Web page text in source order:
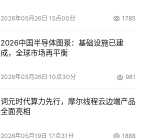
2026年05月26日 15点00分 1785
2026中国半导体图景：基础设施已建
成，全球市场再平衡
2026年05月26日 10点30分 981
词元时代算力先行，摩尔线程云边端产品
全面亮相
2026年05月19日 17点31分 1888